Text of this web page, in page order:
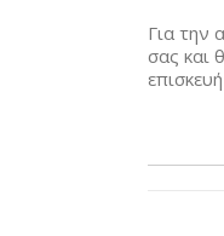
Για την
σας και